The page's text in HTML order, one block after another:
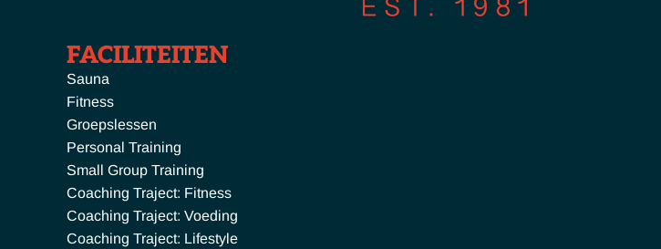
FACILITEITEN
Sauna
Fitness
Groepslessen
Personal Training
Small Group Training
Coaching Traject: Fitness
Coaching Traject: Voeding
Coaching Traject: Lifestyle